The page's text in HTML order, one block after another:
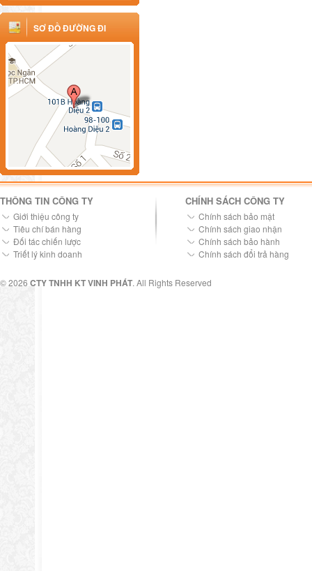
SƠ ĐỒ ĐƯỜNG ĐI
THÔNG TIN CÔNG TY
Giới thiệu công ty
Tiêu chí bán hàng
Đối tác chiến lược
Triết lý kinh doanh
CHÍNH SÁCH CÔNG TY
Chính sách bảo mật
Chính sách giao nhận
Chính sách bảo hành
Chính sách đổi trả hàng
© 2026 CTY TNHH KT VINH PHÁT. All Rights Reserved